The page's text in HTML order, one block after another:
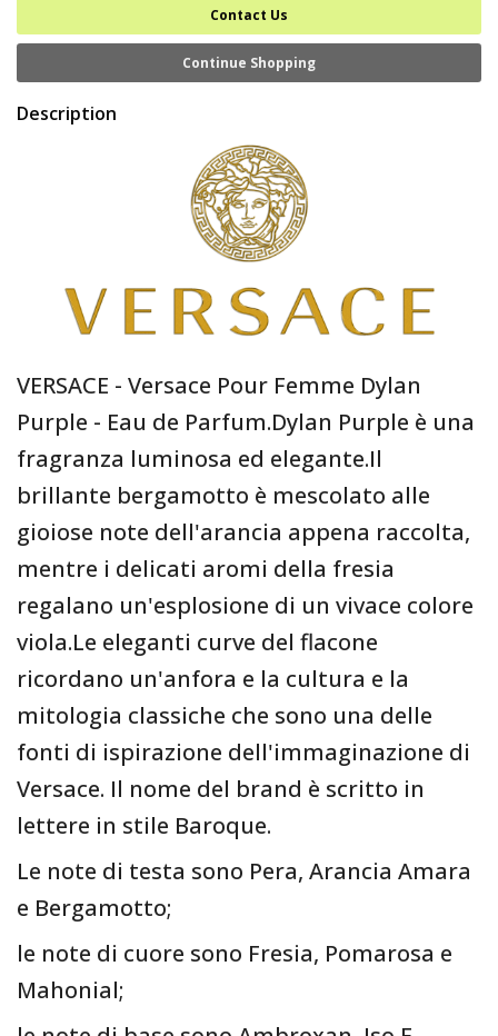
Contact Us
Continue Shopping
Description
VERSACE - Versace Pour Femme Dylan
Purple - Eau de Parfum.Dylan Purple è una
fragranza luminosa ed elegante.Il
brillante bergamotto è mescolato alle
gioiose note dell'arancia appena raccolta,
mentre i delicati aromi della fresia
regalano un'esplosione di un vivace colore
viola.Le eleganti curve del flacone
ricordano un'anfora e la cultura e la
mitologia classiche che sono una delle
fonti di ispirazione dell'immaginazione di
Versace. Il nome del brand è scritto in
lettere in stile Baroque.
Le note di testa sono Pera, Arancia Amara
e Bergamotto;
le note di cuore sono Fresia, Pomarosa e
Mahonial;